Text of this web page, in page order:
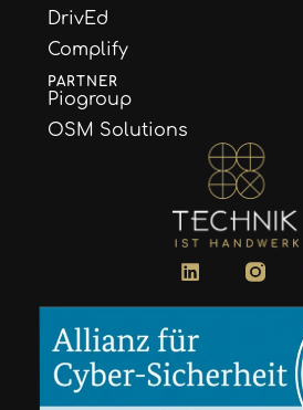
DrivEd
Complify
PARTNER
Piogroup
OSM Solutions